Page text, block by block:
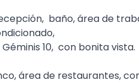
baño, área de
10, con bonita vista.
área de restaurantes,